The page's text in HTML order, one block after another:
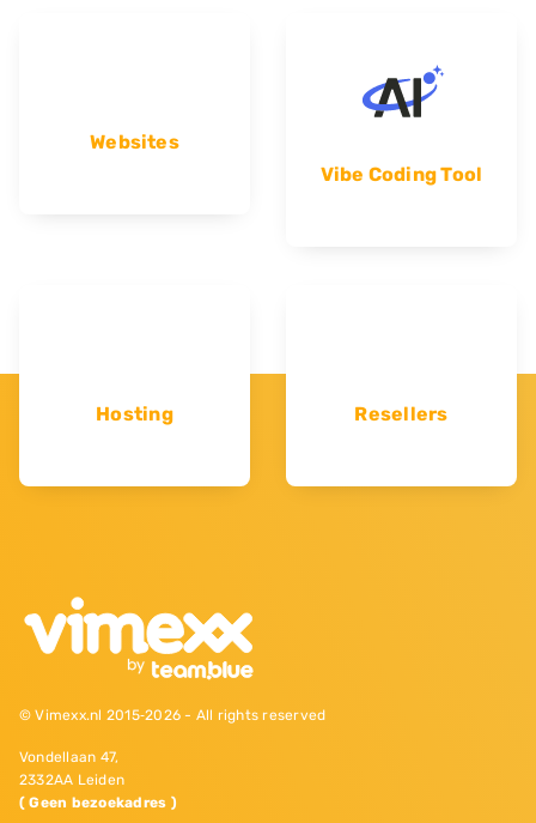
Websites
Vibe Coding Tool
Hosting Resellers
© Vimexx.nl 2015‐2026 - All rights reserved
Vondellaan 47,
2332AA Leiden
( Geen bezoekadres )